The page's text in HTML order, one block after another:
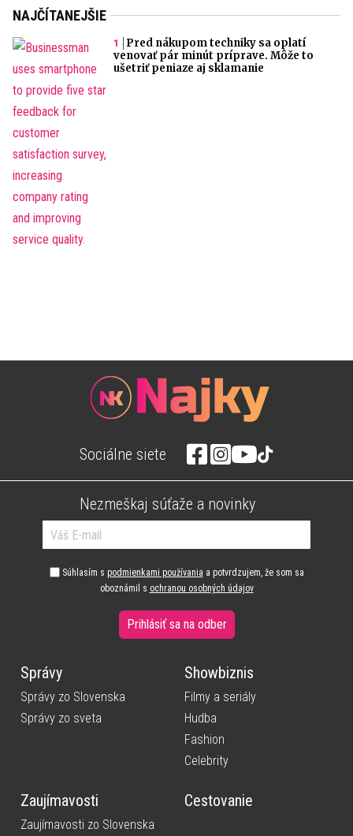
NAJČÍTANEJŠIE
Pred nákupom techniky sa oplatí
venovať pár minút príprave. Môže to
ušetriť peniaze aj sklamanie
Sociálne siete
Nezmeškaj súťaže a novinky
Súhlasím s podmienkami používania a potvrdzujem, že som sa
oboznámil s ochranou osobných údajov
Prihlásiť sa na odber
Správy
Správy zo Slovenska
Správy zo sveta
Showbiznis
Filmy a seriály
Hudba
Fashion
Celebrity
Zaujímavosti
Zaujímavosti zo Slovenska
Cestovanie